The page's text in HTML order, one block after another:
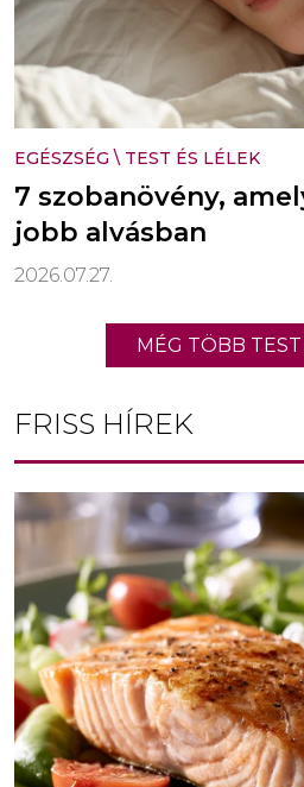
EGÉSZSÉG \ TEST ÉS LÉLEK
7 szobanövény,
jobb alvásban
2026.07.27.
MÉG TÖBB TEST
FRISS HÍREK